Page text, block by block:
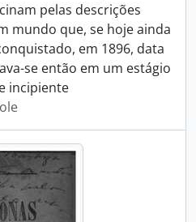
pelas descrições
mundo que, se hoje ainda
em 1896, data
se então em um estágio
incipiente